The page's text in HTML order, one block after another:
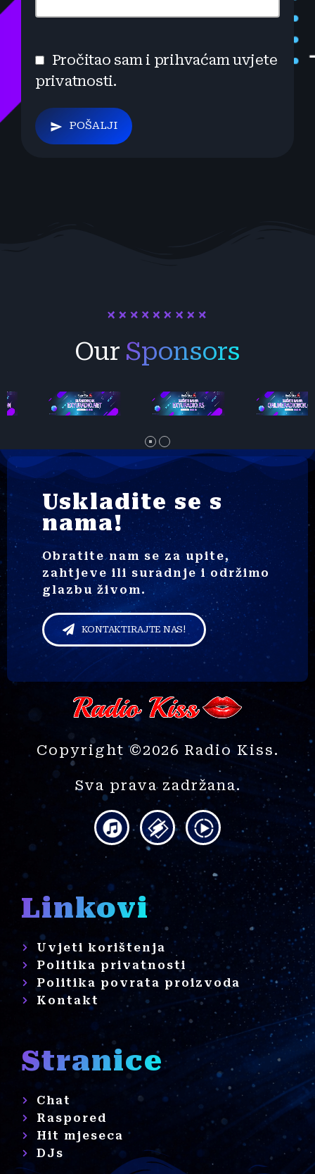
Pročitao sam i prihvaćam uvjete
privatnosti.
send POŠALJI
Our Sponsors
Uskladite se s
nama!
Obratite nam se za upite,
zahtjeve ili suradnje i održimo
glazbu živom.
KONTAKTIRAJTE NAS!
Copyright ©2026 Radio Kiss.
Sva prava zadržana.
Linkovi
Uvjeti korištenja
Politika privatnosti
Politika povrata proizvoda
Kontakt
Stranice
Chat
Raspored
Hit mjeseca
DJs